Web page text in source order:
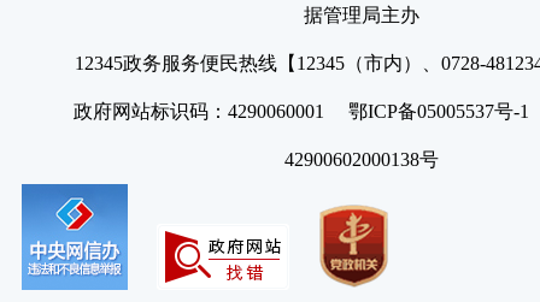
据管理局主办
12345政务服务便民热线【12345（市内）、0728-
政府网站标识码：4290060001 鄂ICP备05005537号
42900602000138号